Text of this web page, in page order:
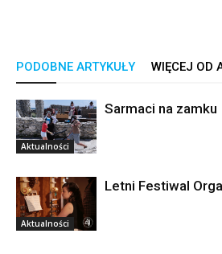
PODOBNE ARTYKUŁY WIĘCEJ OD
Aktualności
Sarmaci na zamku
Aktualności
Letni Festiwal